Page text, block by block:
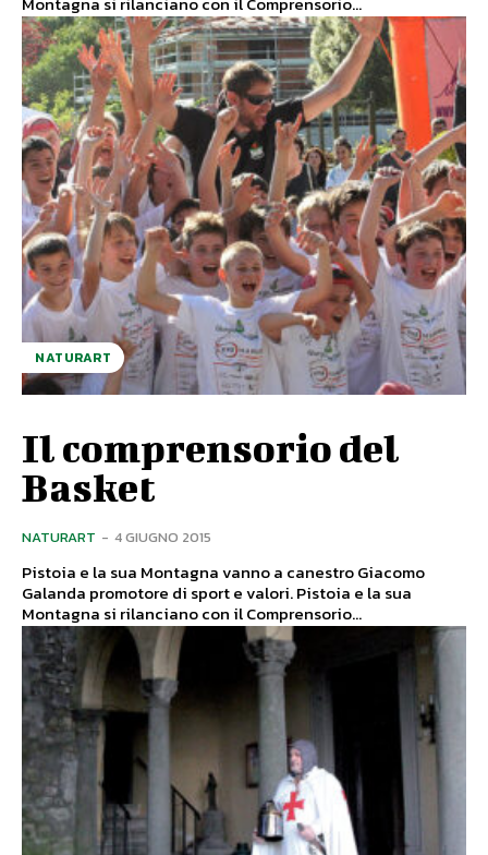
NATURART
Il comprensorio del
Basket
NATURART - 4 GIUGNO 2015
Pistoia e la sua Montagna vanno a canestro Giacomo
Galanda promotore di sport e valori. Pistoia e la sua
Montagna si rilanciano con il Comprensorio...